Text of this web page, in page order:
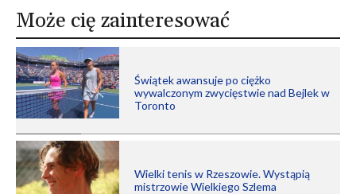
Może cię zainteresować
Świątek awansuje po ciężko
wywalczonym zwycięstwie nad Bejlek w
Toronto
Wielki tenis w Rzeszowie. Wystąpią
mistrzowie Wielkiego Szlema